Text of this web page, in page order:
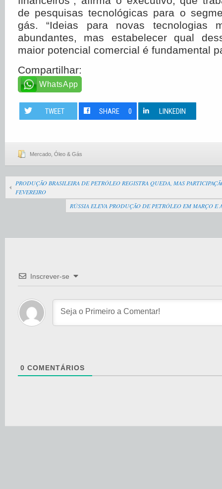
de pesquisas tecnológicas para o
gás. “Ideias para novas tecnologias
abundantes, mas estabelecer qual
maior potencial comercial é fundamental
Compartilhar:
WhatsApp
TWEET SHARE 0 LINKEDIN
Mercado Óleo & Gás
PRODUÇÃO BRASILEIRA DE PETRÓLEO REGISTRA QUEDA, MAS
FEVEREIRO
RÚSSIA ELEVA PRODUÇÃO DE PETRÓLEO EM MARÇO
Inscrever-se
0 COMENTÁRIOS